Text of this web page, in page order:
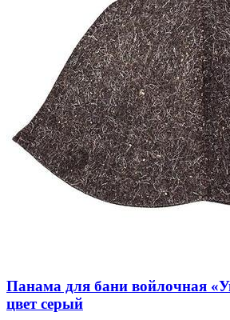
Панама для бани войлочная
цвет серый